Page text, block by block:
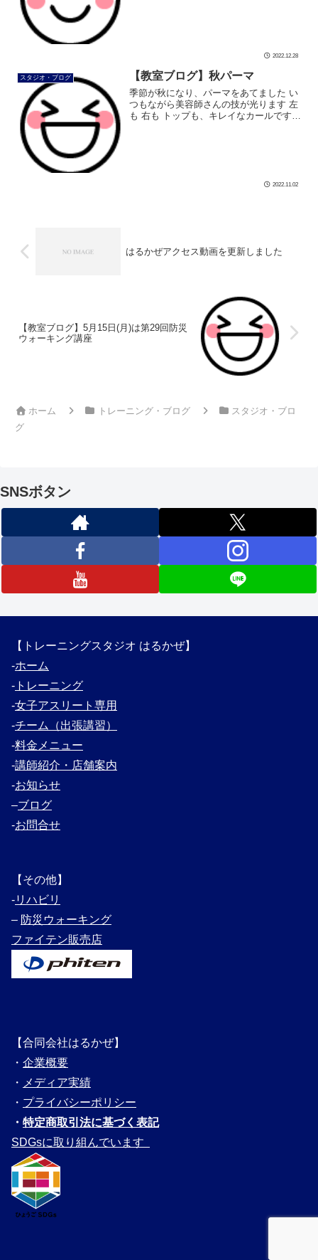
2022.12.28
スタジオ・ブログ 【教室ブログ】秋パーマ
季節が秋になり、パーマをあてました い
つもながら美容師さんの技が光ります 左
も 右も トップも、キレイなカールです
2022.11.02
はるかぜアクセス動画を更新しました
【教室ブログ】5月15日(月)は第29回防災
ウォーキング講座
ホーム トレーニング・ブログ
スタジオ・ブロ
グ
SNSボタン
【トレーニングスタジオ はるかぜ】
‐ホーム
‐ トレーニング
‐女子アスリート専用
‐チーム（出張講習）
‐料金メニュー
‐講師紹介・ 店舗案内
‐お知らせ
–ブログ
‐お問合せ
【その他】
‐リハビリ
– 防災ウォーキング
ファイテン販売店
【合同会社はるかぜ】
・ 企業概要
・ メディ ア実績
・ プライバシーポリシー
・ 特定商取引法に基づく表記
SDGsに取り組んでいます